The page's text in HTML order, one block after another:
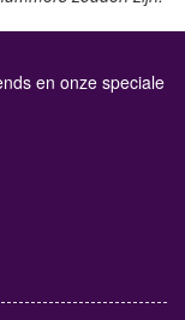
en onze speciale